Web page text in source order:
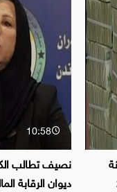
10:58
نصيف تطالب
ديوان الرقابة